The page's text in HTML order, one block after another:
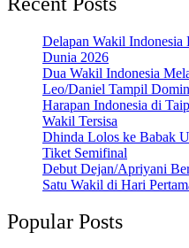
Delapan Wakil Indonesia
Dunia 2026
Dua Wakil Indonesia
Leo/Daniel Tampil
Harapan Indonesia di
Wakil Tersisa
Dhinda Lolos ke Babak
Tiket Semifinal
Debut Dejan/Apriyani
Satu Wakil di Hari
Popular Posts